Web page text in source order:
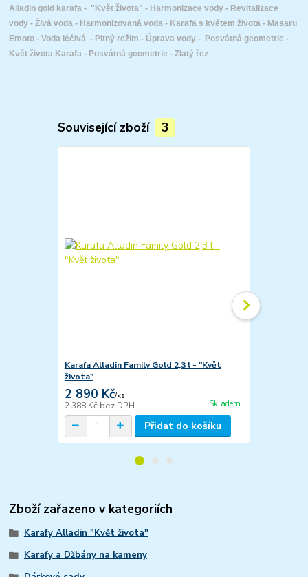
Alladin gold karafa - "Květ života" - Harmonizace vody - Revitalizace
vody - Živá voda - Harmonizovaná voda - Karafa s květem života - Masaru
Emoto - Voda léčivá - Pitný režim - Úprava vody - Posvátná geometrie -
Květ života Karafa - Posvátná geometrie - Zlatý řez
Související zboží 3
Karafa Alladin Family Gold 2,3 l - "Květ
života"
2 890 Kč/ks
2 388 Kč bez DPH Skladem
Přidat do košíku
Zboží zařazeno v kategoriích
Karafy Alladin "Květ života"
Karafy a Džbány na kameny